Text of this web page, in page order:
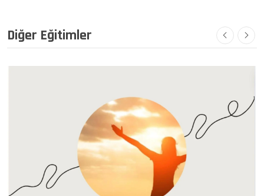
Diğer Eğitimler